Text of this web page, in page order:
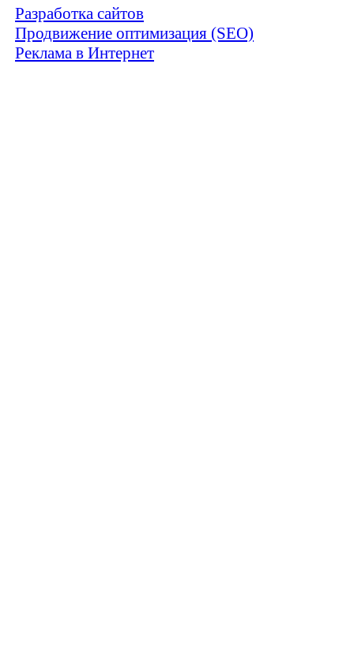
Разработка сайтов
Продвижение оптимизация (SEO)
Реклама в Интернет